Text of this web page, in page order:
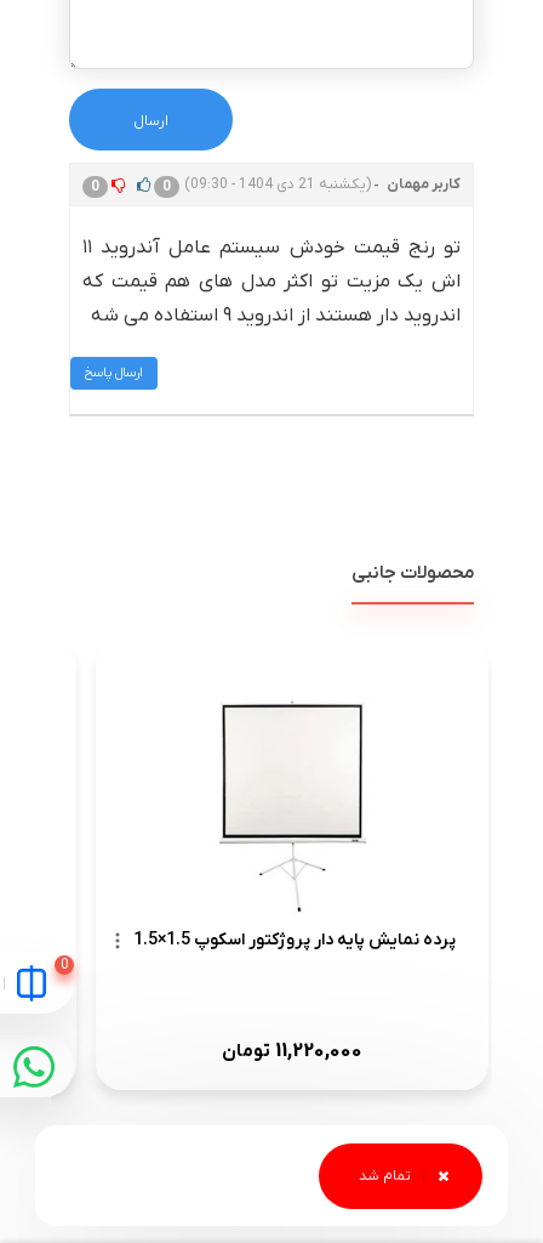
کاربر مهمان (یکشنبه 21 دی 1404 - 09:30) 0 0
تو رنج قیمت خودش سیستم عامل آندروید ۱۱
اش یک مزیت تو اکثر مدل های هم قیمت که
اندروید دار هستند از اندروید ۹ استفاده می شه
ارسال پاسخ
محصولات جانبی
پرده نمایش پایه دار پروژکتور اسکوپ 1.5×1.5
11,220,000 تومان